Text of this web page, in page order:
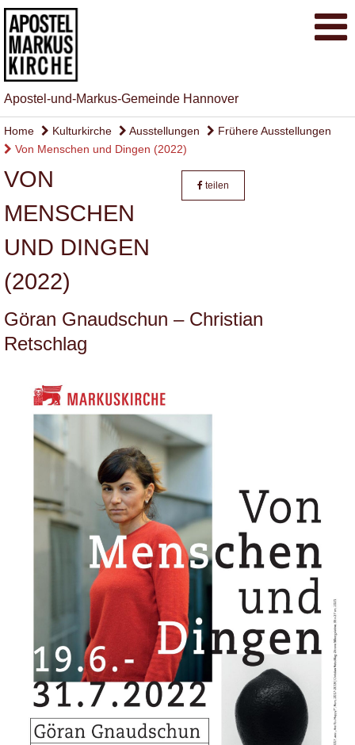
Apostel-und-Markus-Gemeinde Hannover
Home Kulturkirche Ausstellungen
Frühere Ausstellungen
Von Menschen und Dingen (2022)
VON
MENSCHEN
UND DINGEN
(2022)
teilen
Göran Gnaudschun – Christian
Retschlag